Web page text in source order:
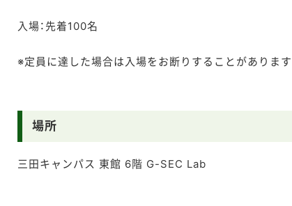
入場： 先着100名
※定員に達した場合は入場をお断りすることがあります
場所
三田キャンパス 東館 6階 G-SEC Lab